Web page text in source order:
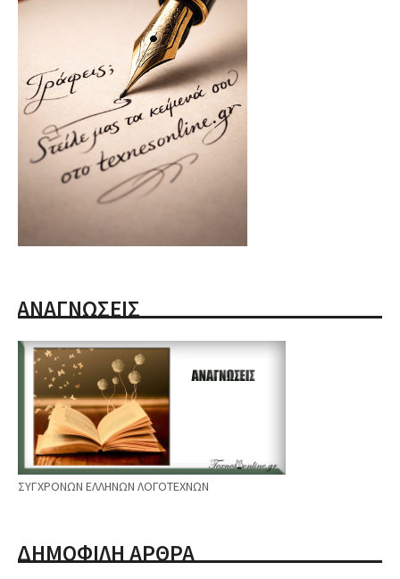
ΑΝΑΓΝΩΣΕΙΣ
ΣΥΓΧΡΟΝΩΝ ΕΛΛΗΝΩΝ ΛΟΓΟΤΕΧΝΩΝ
ΔΗΜΟΦΙΛΗ ΑΡΘΡΑ